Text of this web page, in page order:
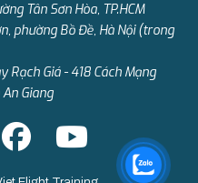
Tân Sơn Hòa, TP.HCM
phường Bồ Đề, Hà Nội (trong
Rạch Giá - 418 Cách Mạng
Giang